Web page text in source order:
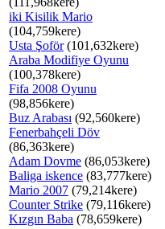
iki Kisilik Mario
(104,759kere)
Usta Şoför(101,632kere)
Araba Modifiye Oyunu
(100,378kere)
Fifa 2008 Oyunu
(98,856kere)
Buz Arabası (92,560kere)
Fenerbahçeli Döv
(86,363kere)
Adam Dovme (86,053kere)
Baliga iskence (83,777kere)
Mario 2007 (79,214kere)
Counter Strike (79,116kere)
Kızgın Baba (78,659kere)